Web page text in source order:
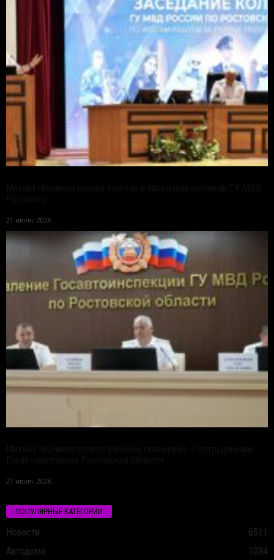
21 июля, 2026
21 июля, 2026
ПОПУЛЯРНЫЕ КАТЕГОРИИ
Новости
6511
Автодома
1034